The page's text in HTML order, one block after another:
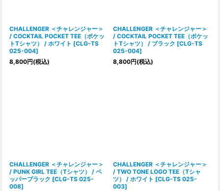
CHALLENGER ＜チャレンジャー＞
/ COCKTAIL POCKET TEE（ポケッ
トTシャツ） / ホワイト [CLG-TS
025-004]
8,800円(税込)
CHALLENGER ＜チャレンジャー＞
/ COCKTAIL POCKET TEE（ポケッ
トTシャツ） / ブラック [CLG-TS
025-004]
8,800円(税込)
CHALLENGER ＜チャレンジャー＞
/ PUNK GIRL TEE（Tシャツ） / ペ
ッパーブラック [CLG-TS 025-
008]
CHALLENGER ＜チャレンジャー＞
/ TWO TONE LOGO TEE（Tシャ
ツ） / ホワイト [CLG-TS 025-
003]